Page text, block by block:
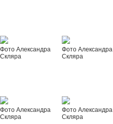
Фото Александра
Скляра
Фото Александра
Скляра
Фото Александра
Скляра
Фото Александра
Скляра